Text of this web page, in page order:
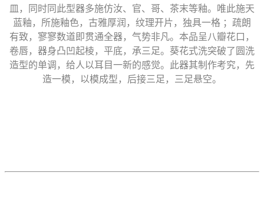
皿，同时同此型器多施仿汝、官、哥、茶末等釉。唯此施天
蓝釉，所施釉色，古雅厚润，纹理开片，独具一格 ；疏朗
有致，寥寥数道即贯通全器，气势非凡。本品呈八瓣花口，
卷唇，器身凸凹起棱，平底，承三足。葵花式洗突破了圆洗
造型的单调，给人以耳目一新的感觉。此器其制作考究，先
造一模，以模成型，后接三足，三足悬空。